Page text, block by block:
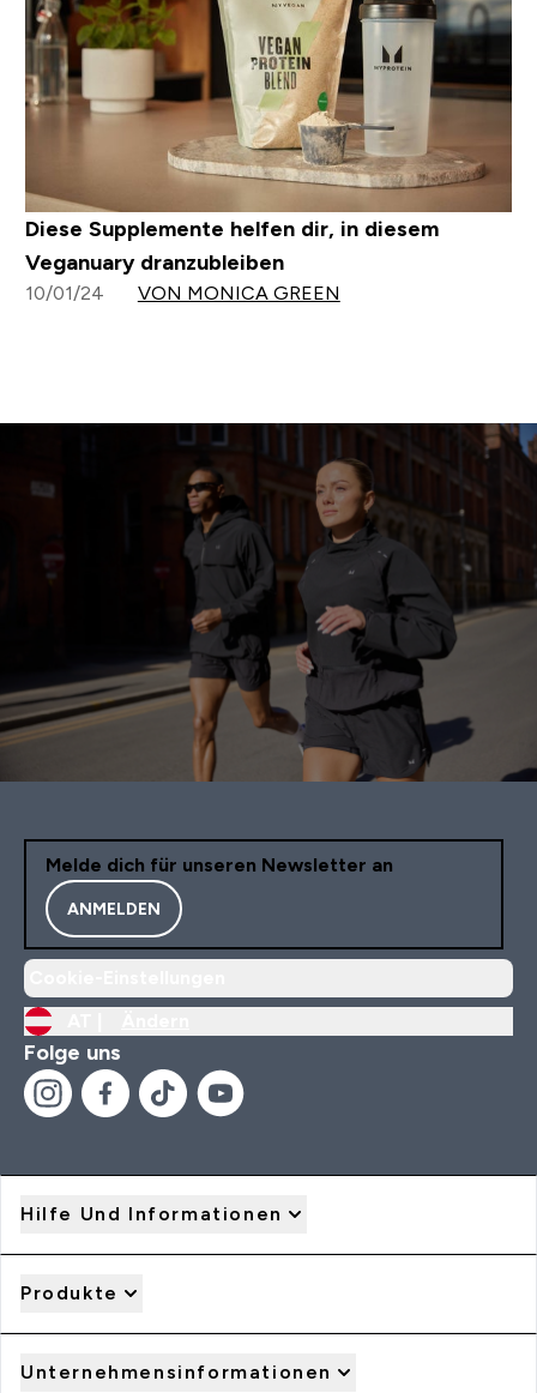
Diese Supplemente helfen dir, in diesem
Veganuary dranzubleiben
10/01/24 VON MONICA GREEN
Melde dich für unseren Newsletter an
ANMELDEN
Folge uns
Hilfe Und Informationen
Produkte
Unternehmensinformationen